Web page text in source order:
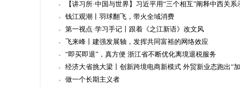
【讲习所·中国与世界】习近平用“三个相互”阐释中西关系
钱江观潮丨羽球翻飞，带火全域消费
第一视点·学习手记丨跟着《之江新语》改文风
飞来峰丨建强发展轴，发挥共同富裕的网络效应
“即买即退”，真方便 浙江省不断优化离境退税服务
经济大省挑大梁丨创新跨境电商新模式 外贸新业态跑出“
做一个长期主义者